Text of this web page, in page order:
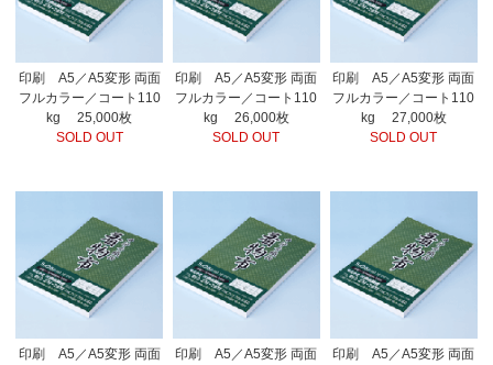
印刷 A5／A5変形 両面
フルカラー／コート110
kg 25,000枚
SOLD OUT
印刷 A5／A5変形 両面
フルカラー／コート110
kg 26,000枚
SOLD OUT
印刷 A5／A5変形 両面
フルカラー／コート110
kg 27,000枚
SOLD OUT
印刷 A5／A5変形 両面
印刷 A5／A5変形 両面
印刷 A5／A5変形 両面